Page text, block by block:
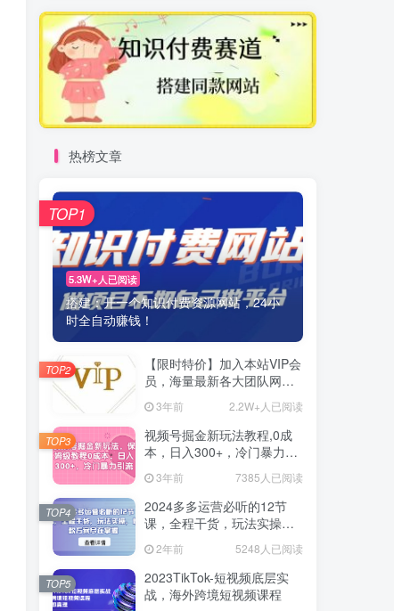
热榜文章
5.3W+人已阅读
搭建：开一个知识付费资源网站，24小
时全自动赚钱！
TOP1
【限时特价】加入本站VIP会
员，海量最新各大团队网赚
内部教程全免费，每天持续
更新！
3年前 2.2W+人已阅读
TOP2
视频号掘金新玩法教程,0成
本，日入300+，冷门暴力引
流 3年前 7385人已阅读
TOP3
2024多多运营必听的12节
课，全程干货，玩法实操，
爆款方案尽在掌握
2年前 5248人已阅读
TOP4
2023TikTok-短视频底层实
战，海外跨境短视频课程
TOP5